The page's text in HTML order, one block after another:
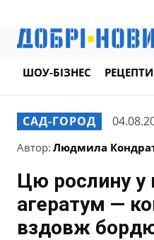
ШОУ-БІЗНЕС РЕЦЕПТИ
САД-ГОРОД
Автор: Людмила
Цю рослину у
агератум —
вздовж